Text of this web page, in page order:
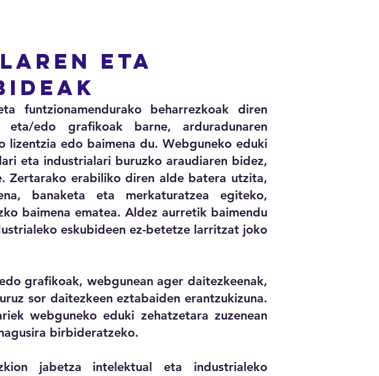
eta
funtzionamendurako beharrezkoak diren
edo grafikoak barne, arduradunaren
edo baimena du. Webguneko eduki
eta industrialari buruzko araudiaren bidez,
Zertarako erabiliko diren alde batera utzita,
banaketa eta merkaturatzea egiteko,
baimena ematea. Aldez aurretik baimendu
eskubideen ez-betetze larritzat joko
grafikoak, webgunean ager daitezkeenak,
sor daitezkeen eztabaiden erantzukizuna.
webguneko eduki zehatzetara zuzenean
birbideratzeko.
jabetza intelektual eta industrialeko